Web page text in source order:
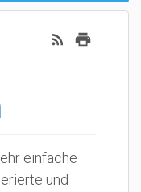
einfache
und